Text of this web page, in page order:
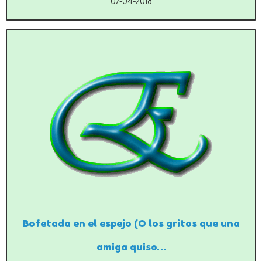
Bofetada en el espejo (O los gritos que una
amiga quiso…